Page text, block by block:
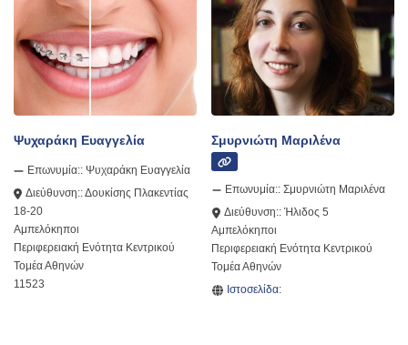
Ψυχαράκη Ευαγγελία
Επωνυμία:: Ψυχαράκη Ευαγγελία
Διεύθυνση::Δουκίσης Πλακεντίας
18-20
Αμπελόκηποι
Περιφερειακή Ενότητα Κεντρικού
Τομέα Αθηνών
11523
Σμυρνιώτη Μαριλένα
Επωνυμία::Σμυρνιώτη Μαριλένα
Διεύθυνση:: Ήλιδος 5
Αμπελόκηποι
Περιφερειακή Ενότητα Κεντρικού
Τομέα Αθηνών
Ιστοσελίδα: